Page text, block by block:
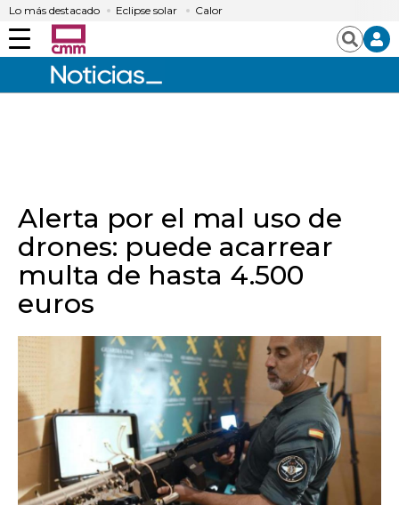
Lo más destacado Eclipse solar Calor
Menú Buscar
Alerta por el mal uso de
drones: puede acarrear
multa de hasta 4.500
euros